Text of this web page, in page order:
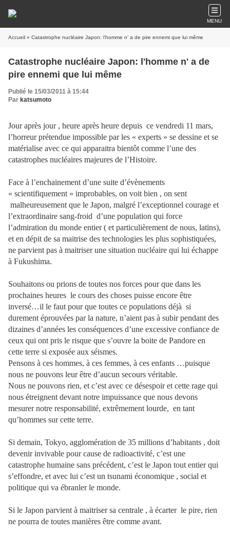
MENU
Accueil » Catastrophe nucléaire Japon: l'homme n' a de pire ennemi que lui même
Catastrophe nucléaire Japon: l'homme n' a de
pire ennemi que lui même
Publié le 15/03/2011 à 15:44
Par katsumoto
Jour après jour , heure après heure depuis ce vendredi 11 mars,
l’horreur prétendue impossible par les « experts » se dessine et se
matérialise avec ce qui apparaitra bientôt comme l’une des
catastrophes nucléaires majeures de l’Histoire.
Face à l’enchainement d’une suite d’évènements
« scientifiquement » improbables, on voit bien , on sent
malheureusement que le Japon, malgré l’exceptionnel courage et
l’extraordinaire sang-froid d’une population qui force
l’admiration du monde entier ( et particulièrement de nous, latins),
et en dépit de sa maitrise des technologies les plus sophistiquées,
ne parvient pas à maitriser une situation nucléaire qui lui échappe
à Fukushima.
Souhaitons ou prions de toutes nos forces pour que dans les
prochaines heures le cours des choses puisse encore être
inversé…il le faut pour que toutes ce populations déjà si
durement éprouvées par la nature, n’aient pas à subir pendant des
dizaines d’années les conséquences d’une excessive confiance de
ceux qui ont pris le risque que s’ouvre la boite de Pandore en
cette terre si exposée aux séismes.
Pensons à ces hommes, à ces femmes, à ces enfants …puisque
nous ne pouvons leur être d’aucun secours véritable.
Nous ne pouvons rien, et c’est avec ce désespoir et cette rage qui
nous étreignent devant notre impuissance que nous devons
mesurer notre responsabilité, extrêmement lourde, en tant
qu’hommes sur cette terre.
Si demain, Tokyo, agglomération de 35 millions d’habitants , doit
devenir invivable pour cause de radioactivité, c’est une
catastrophe humaine sans précédent, c’est le Japon tout entier qui
s’effondre, et avec lui c’est un tsunami économique , social et
politique qui va ébranler le monde.
Si le Japon parvient à maitriser sa centrale , à écarter le pire, rien
ne pourra de toutes manières être comme avant.